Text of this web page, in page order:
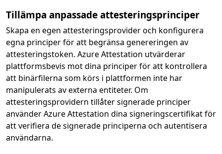
Tillämpa anpassade attesteringsprinciper
Skapa en egen attesteringsprovider och konfigurera
egna principer för att begränsa genereringen av
attesteringstoken. Azure Attestation utvärderar
plattformsbevis mot dina principer för att kontrollera
att binärfilerna som körs i plattformen inte har
manipulerats av externa entiteter. Om
attesteringsprovidern tillåter signerade principer
använder Azure Attestation dina signeringscertifikat för
att verifiera de signerade principerna och autentisera
användarna.